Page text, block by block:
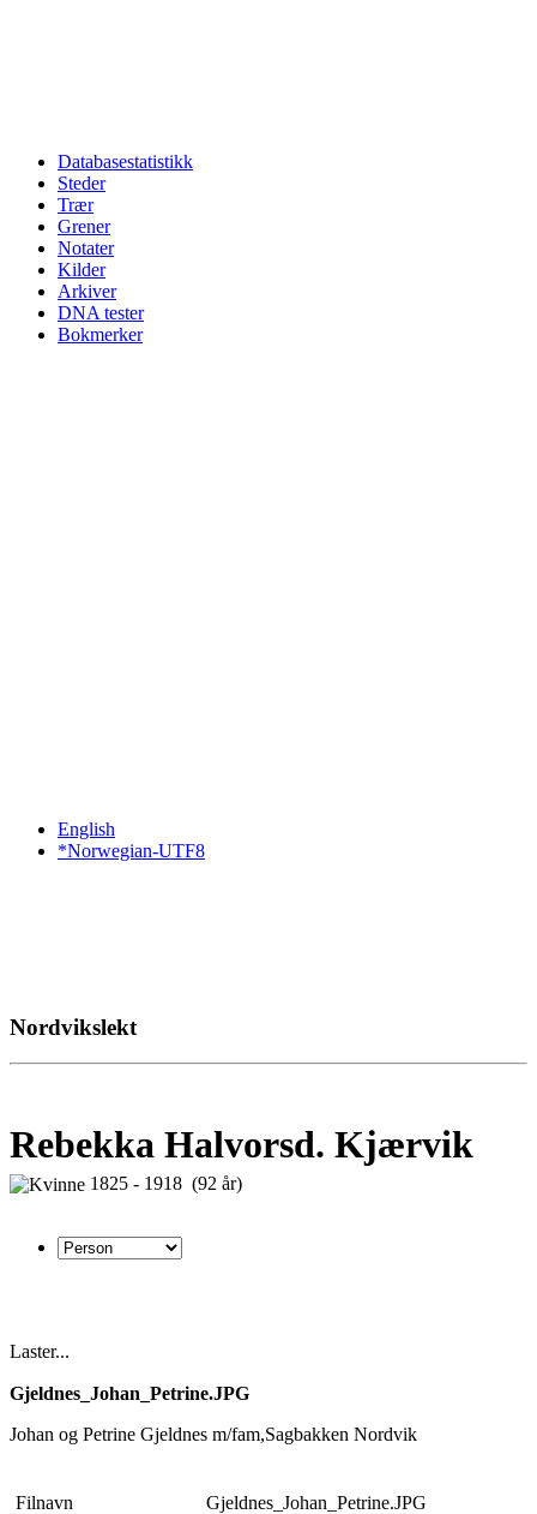
Databasestatistikk
Steder
Trær
Grener
Notater
Kilder
Arkiver
DNA tester
Bokmerker
English
*Norwegian-UTF8
Nordvikslekt
Rebekka Halvorsd. Kjærvik
1825 - 1918 (92 år)
Laster...
Gjeldnes_Johan_Petrine.JPG
Johan og Petrine Gjeldnes m/fam,Sagbakken Nordvik
Filnavn
Gjeldnes_Johan_Petrine.JPG